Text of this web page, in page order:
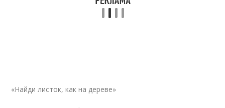
«Найди листок, как на дереве»